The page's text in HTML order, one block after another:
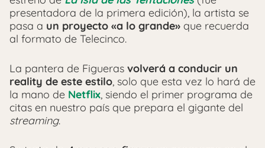
presentadora de la primera edición), la artista se
pasa a un proyecto «a lo grande» que recuerda
al formato de Telecinco.
La pantera de Figueras volverá a conducir un
reality de este estilo, solo que esta vez lo hará de
la mano de Netflix, siendo el primer programa de
citas en nuestro país que prepara el gigante del
streaming.